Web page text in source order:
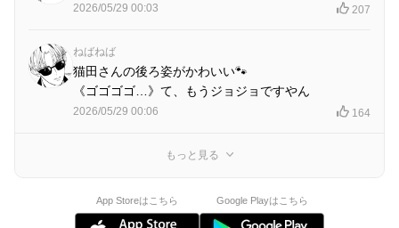
2026/05/29 00:03 207
ねばねば
猫田さんの後ろ姿がかわいい🐾
《ゴゴゴゴ…》て、もうジョジョですやん
2026/05/29 00:06 164
もっと見る
App Storeはこちら Google Playはこちら